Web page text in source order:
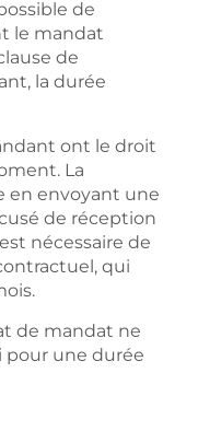
de
le mandat
de
la durée
ont le droit
La
en envoyant une
de réception
nécessaire de
qui
de mandat ne
pour une durée